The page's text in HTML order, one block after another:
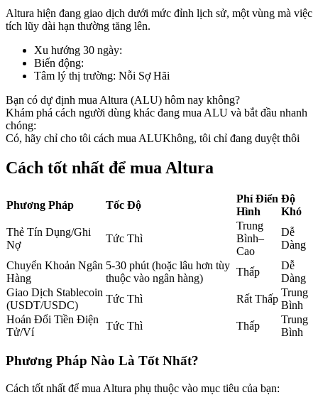
Phái sinh cổ phiếu, ngoại hối, kim loại quý và hàng hóa
USDC Futures vĩnh cửu
Sao chép Giao dịch
Tham gia cùng các nhà giao dịch hàng đầu
Altura hiện đang giao dịch dưới mức đỉnh lịch sử, một vùng mà việc
tích lũy dài hạn thường tăng lên.
Xu hướng 30 ngày:
Biến động:
Tâm lý thị trường: Nỗi Sợ Hãi
Bạn có dự định mua Altura (ALU) hôm nay không?
Khám phá cách người dùng khác đang mua ALU và bắt đầu nhanh
chóng:
Có, hãy chỉ cho tôi cách mua ALUKhông, tôi chỉ đang duyệt thôi
Cách tốt nhất để mua Altura
Phương Pháp Tốc Độ
Phí Điển
Hình
Độ
Khó
Thẻ Tín Dụng/Ghi
Nợ
Tức Thì
Trung
Bình–
Cao
Dễ
Dàng
Chuyển Khoản Ngân
Hàng
5-30 phút (hoặc lâu hơn tùy
thuộc vào ngân hàng)
Thấp
Dễ
Dàng
Giao Dịch Stablecoin
(USDT/USDC)
Tức Thì Rất Thấp
Trung
Bình
Hoán Đổi Tiền Điện
Tử/Ví
Tức Thì Thấp
Trung
Bình
Phương Pháp Nào Là Tốt Nhất?
Cách tốt nhất để mua Altura phụ thuộc vào mục tiêu của bạn: